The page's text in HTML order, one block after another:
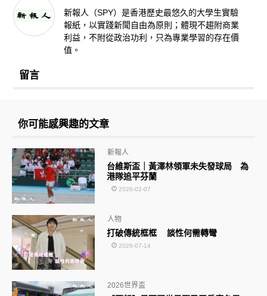
新報人（SPY）是香港歷史最悠久的大學生實驗
報紙，以實踐新聞自由為原則；體現不趨附商業
利益，不附從政治功利，只為專業學習的存在價
值。
留言
你可能感興趣的文章
台維斯盃｜黃澤林領軍未失發球局 為
港隊追平芬蘭
新報人
2026-02-07
打破傳統框框 談性何需轉彎
人物
2026-07-14
2026世界盃